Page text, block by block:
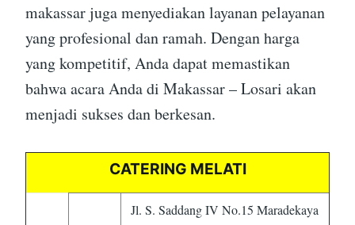
makassar juga menyediakan layanan pelayanan
yang profesional dan ramah. Dengan harga
yang kompetitif, Anda dapat memastikan
bahwa acara Anda di Makassar – Losari akan
menjadi sukses dan berkesan.
CATERING MELATI
Jl. S. Saddang IV No.15 Maradekaya